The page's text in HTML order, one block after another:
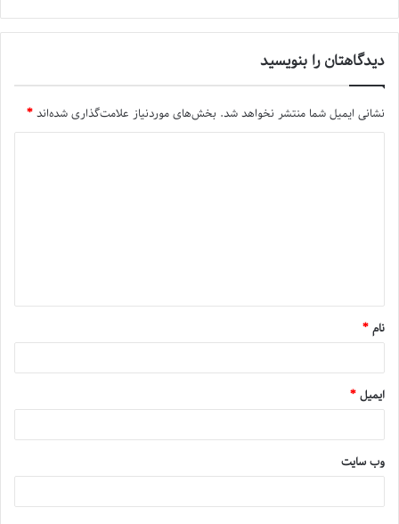
دیدگاهتان را بنویسید
نشانی ایمیل شما منتشر نخواهد شد. بخش‌های موردنیاز علامت‌گذاری شده‌اند*
نام*
ایمیل*
وب‌ سایت